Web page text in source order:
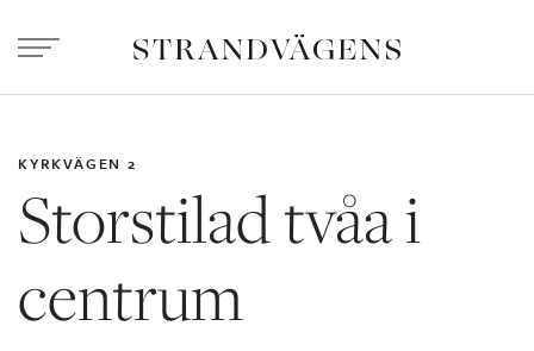
KYRKVÄGEN 2
Storstilad tvåa i
centrum